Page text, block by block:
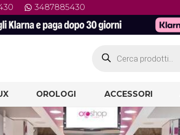
3487885430
search
OROLOGI ACCESSORI